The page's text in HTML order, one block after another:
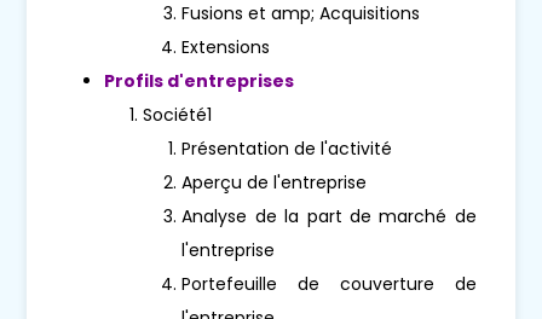
Fusions et amp; Acquisitions
Extensions
Profils d'entreprises
Société1
Présentation de l'activité
Aperçu de l'entreprise
Analyse de la part de marché de
l'entreprise
Portefeuille de couverture de